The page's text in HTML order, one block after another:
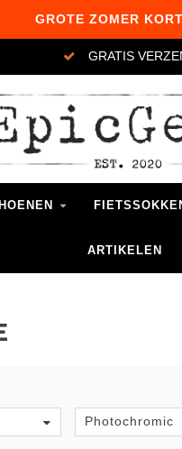
GROTE ZOMER
GRATIS
ARTIKELEN
Photochromic